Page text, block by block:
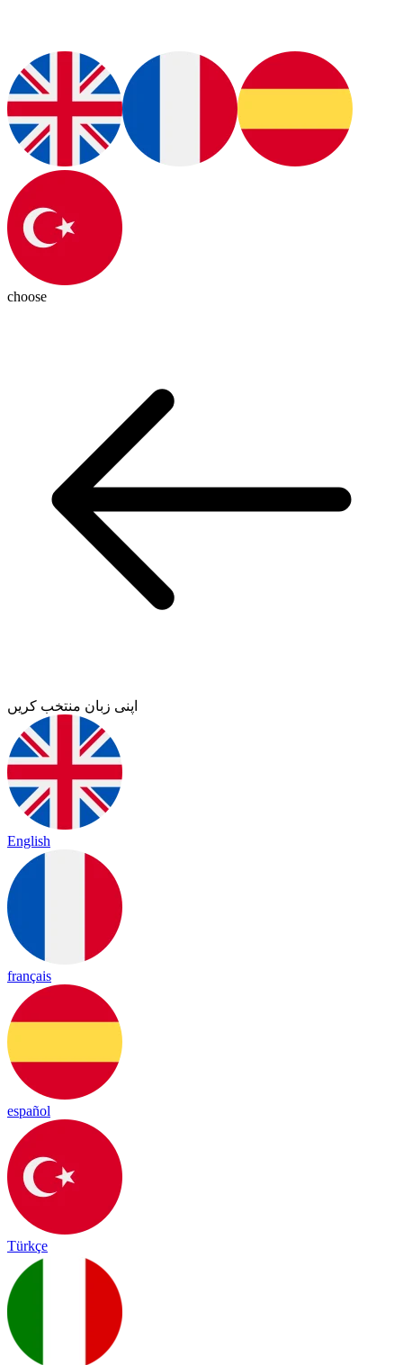
choose
اپنی زبان منتخب کریں
English
français
español
Türkçe